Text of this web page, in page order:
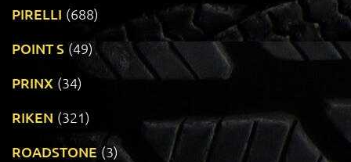
PIRELLI (688)
POINT S (49)
PRINX (34)
RIKEN (321)
ROADSTONE (3)